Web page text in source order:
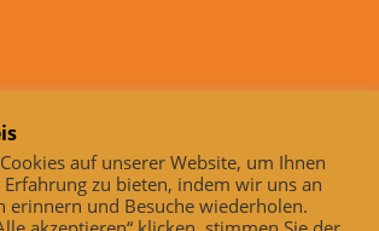
seit 2005
auf unserer Website, um Ihnen
zu bieten, indem wir uns an
erinnern und Besuche wiederholen.